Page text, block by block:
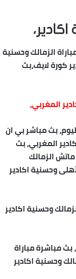
الزمالك وحسنية
كورة لايف،بث
المغربي،
بث مباشر بي ان
المغربي، بث
الزمالك
وحسنية اكادير
وحسنية اكادير
، بث مباشرة مباراة
وحسنية اكادير